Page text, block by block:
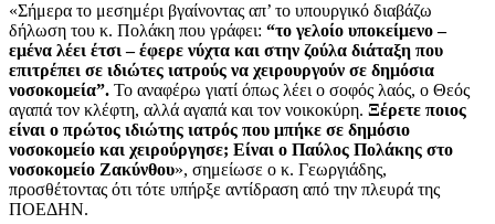
«Σήμερα το μεσημέρι βγαίνοντας απ’ το υπουργικό διαβάζω
δήλωση του κ. Πολάκη που γράφει: “το γελοίο υποκείμενο –
εμένα λέει έτσι – έφερε νύχτα και στην ζούλα διάταξη που
επιτρέπει σε ιδιώτες ιατρούς να χειρουργούν σε δημόσια
νοσοκομεία”. Το αναφέρω γιατί όπως λέει ο σοφός λαός, ο Θεός
αγαπά τον κλέφτη, αλλά αγαπά και τον νοικοκύρη. Ξέρετε ποιος
είναι ο πρώτος ιδιώτης ιατρός που μπήκε σε δημόσιο
νοσοκομείο και χειρούργησε; Είναι ο Παύλος Πολάκης στο
νοσοκομείο Ζακύνθου», σημείωσε ο κ. Γεωργιάδης,
προσθέτοντας ότι τότε υπήρξε αντίδραση από την πλευρά της
ΠΟΕΔΗΝ.